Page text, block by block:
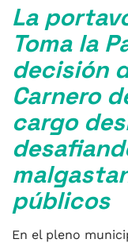
La
Toma la
decisión
Carnero
cargo
públicos
En el pleno